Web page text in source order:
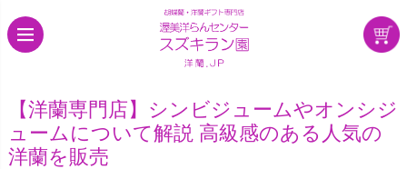
【洋蘭専門店】シンビジュームやオンシジ
ュームについて解説 高級感のある人気の
洋蘭を販売